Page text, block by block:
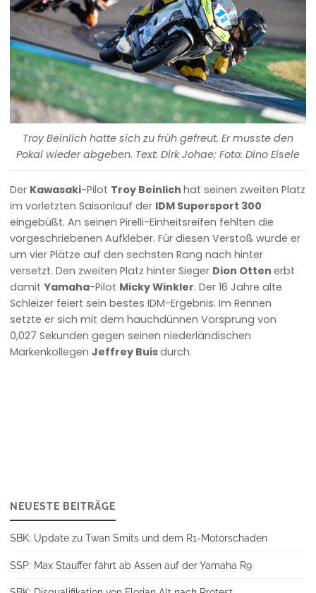
Troy Beinlich hatte sich zu früh gefreut. Er musste den
Pokal wieder abgeben. Text: Dirk Johae; Foto: Dino Eisele
Der Kawasaki-Pilot Troy Beinlichhat seinen zweiten Platz
im vorletzten Saisonlauf der IDM Supersport 300
eingebüßt. An seinen Pirelli-Einheitsreifen fehlten die
vorgeschriebenen Aufkleber. Für diesen Verstoß wurde er
um vier Plätze auf den sechsten Rang nach hinter
versetzt. Den zweiten Platz hinter Sieger Dion Ottenerbt
damitYamaha-Pilot Micky Winkler. Der 16 Jahre alte
Schleizer feiert sein bestes IDM-Ergebnis. Im Rennen
setzte er sich mit dem hauchdünnen Vorsprung von
0,027 Sekunden gegen seinen niederländischen
MarkenkollegenJeffrey Buisdurch.
NEUESTE BEITRÄGE
SBK: Update zu Twan Smits und dem R1-Motorschaden
SSP: Max Stauffer fährt ab Assen auf der Yamaha R9